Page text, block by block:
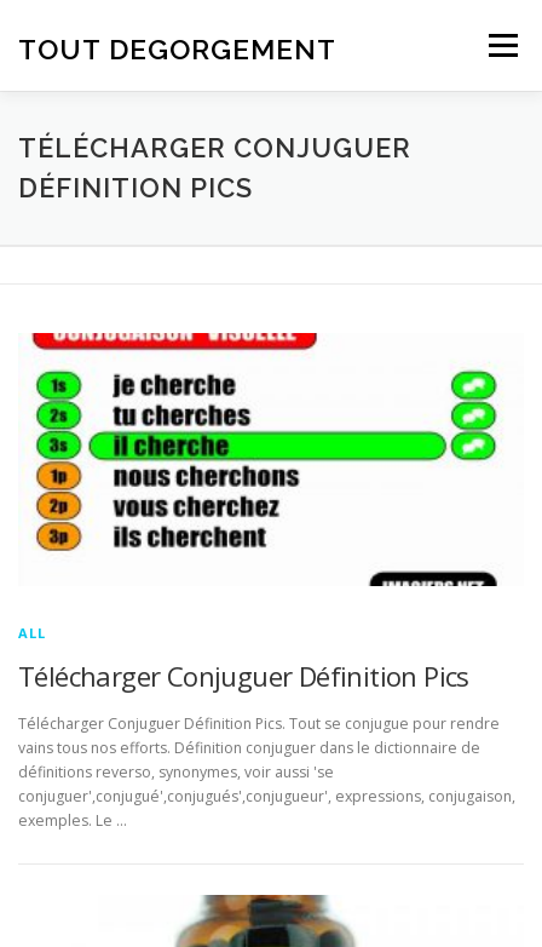
TOUT DEGORGEMENT Menu
TÉLÉCHARGER CONJUGUER
DÉFINITION PICS
ALL
Télécharger Conjuguer Définition Pics
Télécharger Conjuguer Définition Pics. Tout se conjugue pour rendre
vains tous nos efforts. Définition conjuguer dans le dictionnaire de
définitions reverso, synonymes, voir aussi 'se
conjuguer',conjugué',conjugués',conjugueur', expressions, conjugaison,
exemples. Le …